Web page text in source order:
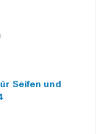
Seifen und